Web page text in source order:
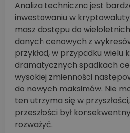
Analiza techniczna jest
inwestowaniu w
masz dostępu do
danych cenowych z
przykład, w przypadku wielu
dramatycznych spadkach
wysokiej zmienności
do nowych maksimów. Nie
ten utrzyma się w
przeszłości był
rozważyć.